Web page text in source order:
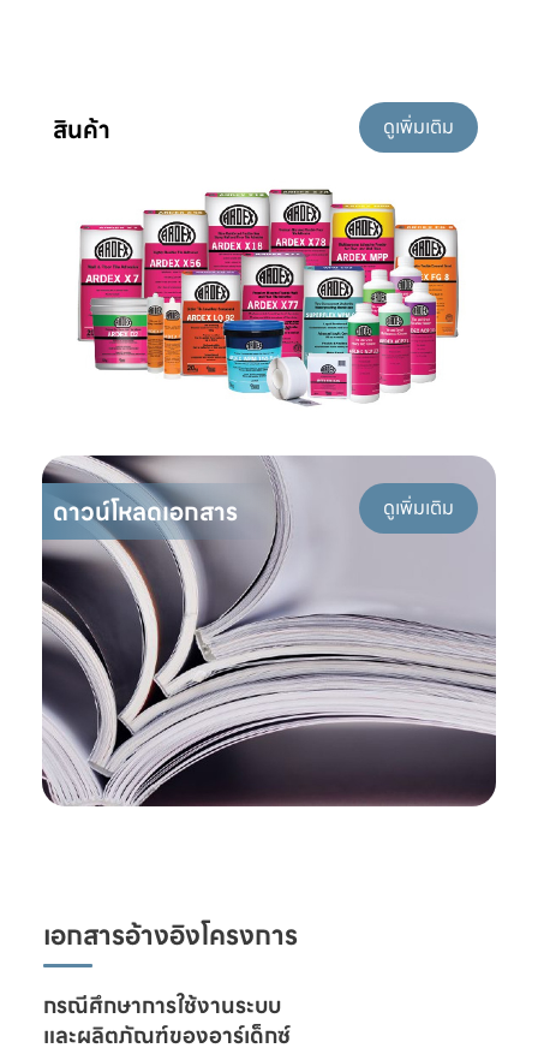
สินค้า ดูเพิ่มเติม
ดาวน์โหลดเอกสาร ดูเพิ่มเติม
เอกสารอ้างอิงโครงการ
และผลิตภัณฑ์ของอาร์เด็กซ์